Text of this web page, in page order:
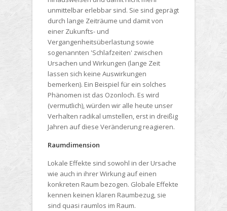
unmittelbar erlebbar sind. Sie sind geprägt
durch lange Zeiträume und damit von
einer Zukunfts- und
Vergangenheitsüberlastung sowie
sogenannten 'Schlafzeiten' zwischen
Ursachen und Wirkungen (lange Zeit
lassen sich keine Auswirkungen
bemerken). Ein Beispiel für ein solches
Phänomen ist das Ozonloch. Es wird
(vermutlich), würden wir alle heute unser
Verhalten radikal umstellen, erst in dreißig
Jahren auf diese Veränderung reagieren.
Raumdimension
Lokale Effekte sind sowohl in der Ursache
wie auch in ihrer Wirkung auf einen
konkreten Raum bezogen. Globale Effekte
kennen keinen klaren Raumbezug, sie
sind quasi raumlos im Raum.